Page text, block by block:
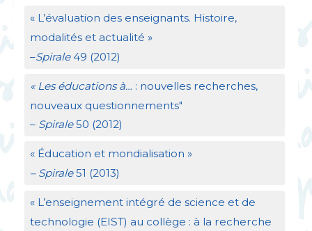
« L’évaluation des enseignants. Histoire,
modalités et actualité »
–Spirale49 (2012)
« Les éducations à… : nouvelles recherches,
nouveaux questionnements"
– Spirale50 (2012)
« Éducation et mondialisation »
– Spirale51 (2013)
« L’enseignement intégré de science et de
technologie (EIST) au collège : à la recherche